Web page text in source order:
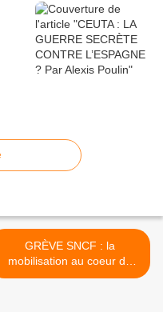
GRÈVE SNCF : la
mobilisation au coeur du
DÉBAT PARLEMENTAIRE >